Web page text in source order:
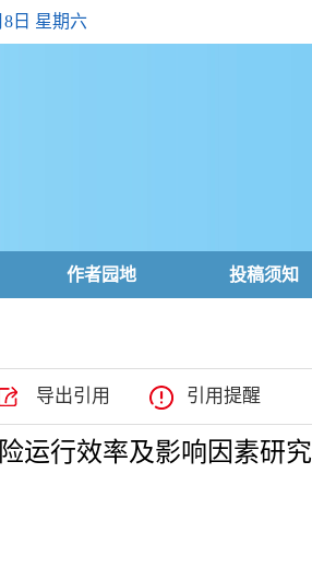
8日 星期六
作者园地 投稿须知
导出引用 引用提醒
运行效率及影响因素研究